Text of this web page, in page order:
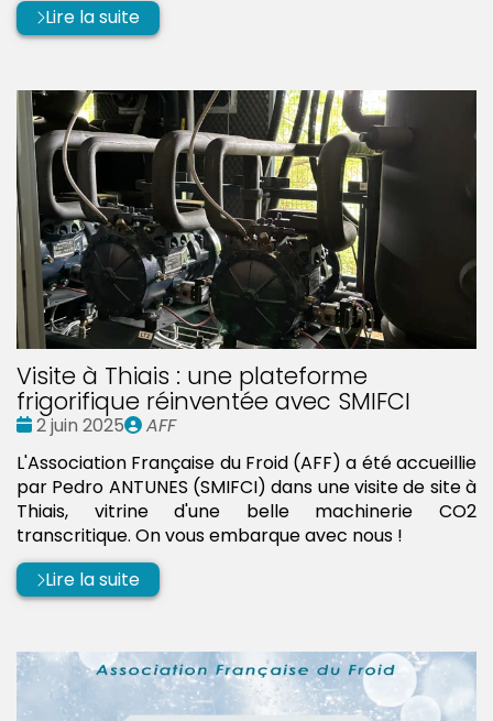
Lire la suite
Visite à Thiais : une plateforme
frigorifique réinventée avec SMIFCI
Date
2 juin 2025
Publié
AFF
L'Association Française du Froid (AFF) a été accueillie
par Pedro ANTUNES (SMIFCI) dans une visite de site à
Thiais, vitrine d'une belle machinerie CO2
transcritique. On vous embarque avec nous !
Lire la suite